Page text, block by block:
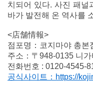
치되어 있다. 사진 패널
바가 발전해 온 역사를
<店舗情報>
점포명：코지마야 총본
주소：〒948-0135 니
전화번호 : 0120-4545-
공식사이트：https://